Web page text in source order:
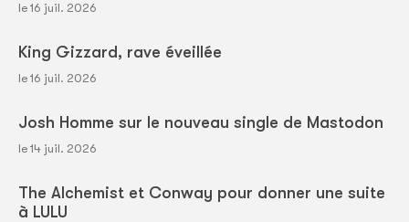
le 16 juil. 2026
King Gizzard, rave éveillée
le 16 juil. 2026
Josh Homme sur le nouveau single de Mastodon
le 14 juil. 2026
The Alchemist et Conway pour donner une suite
à LULU